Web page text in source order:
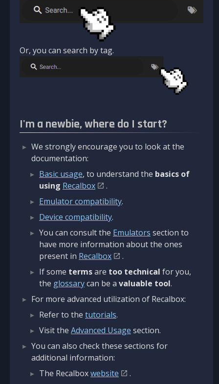
Or, you can search by tag.
I'm a newbie, where do I start?
We strongly encourage you to look at the
documentation:
Basic usage, to understand the basics of
using Recalbox
.
Emulator compatibility.
Device compatibility.
You can consult the Emulators section to
have more information about the ones
present in Recalbox
.
If some termsare too technical for you,
the glossarycan be a valuable tool.
For more advanced utilization of Recalbox:
Refer to the tutorials.
Visit the Advanced Usage section.
You can also check these sections for
additional information:
The Recalboxwebsite
.